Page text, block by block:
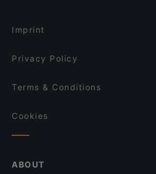
Mirami Restaurant
Imprint
Privacy Policy
Terms & Conditions
Cookies
ABOUT